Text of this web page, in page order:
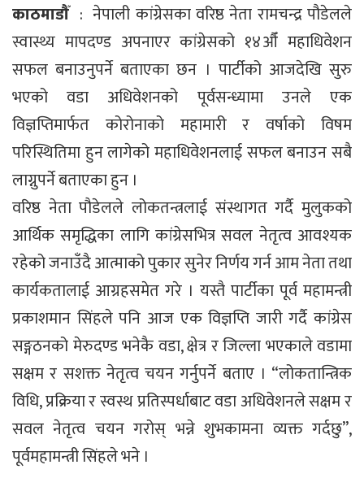
काठमाडौँ: नेपाली कांग्रेसका वरिष्ठ नेता रामचन्द्र पौडेलले
स्वास्थ्य मापदण्ड अपनाएर कांग्रेसको १४औँ महाधिवेशन
सफल बनाउनुपर्ने बताएका छन । पार्टीको आजदेखि सुरु
भएको वडा अधिवेशनको पूर्वसन्ध्यामा उनले एक
विज्ञप्तिमार्फत कोरोनाको महामारी र वर्षाको विषम
परिस्थितिमा हुन लागेको महाधिवेशनलाई सफल बनाउन सबै
लाग्नुपर्ने बताएका हुन ।
वरिष्ठ नेता पौडेलले लोकतन्त्रलाई संस्थागत गर्दै मुलुकको
आर्थिक समृद्धिका लागि कांग्रेसभित्र सवल नेतृत्व आवश्यक
रहेको जनाउँदै आत्माको पुकार सुनेर निर्णय गर्न आम नेता तथा
कार्यकतालाई आग्रहसमेत गरे । यस्तै पार्टीका पूर्व महामन्त्री
प्रकाशमान सिंहले पनि आज एक विज्ञप्ति जारी गर्दै कांग्रेस
सङ्गठनको मेरुदण्ड भनेकै वडा, क्षेत्र र जिल्ला भएकाले वडामा
सक्षम र सशक्त नेतृत्व चयन गर्नुपर्ने बताए । “लोकतान्त्रिक
विधि, प्रक्रिया र स्वस्थ प्रतिस्पर्धाबाट वडा अधिवेशनले सक्षम र
सवल नेतृत्व चयन गरोस् भन्ने शुभकामना व्यक्त गर्दछु”,
पूर्वमहामन्त्री सिंहले भने ।